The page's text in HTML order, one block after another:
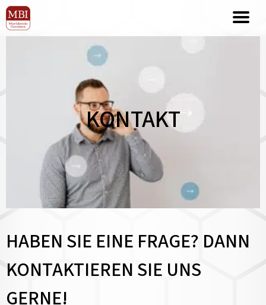
KONTAKT
HABEN SIE EINE FRAGE? DANN
KONTAKTIEREN SIE UNS
GERNE!